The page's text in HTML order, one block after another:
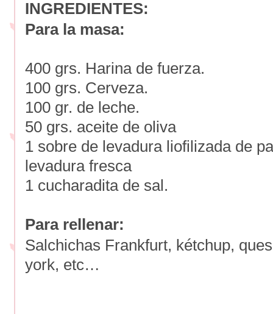
INGREDIENTES:
Para la masa:
400 grs. Harina de fuerza.
100 grs. Cerveza.
100 gr. de leche.
50 grs. aceite de oliva
1 sobre de levadura liofilizada de
levadura fresca
1 cucharadita de sal.
Para rellenar:
Salchichas Frankfurt, kétchup,
york, etc…